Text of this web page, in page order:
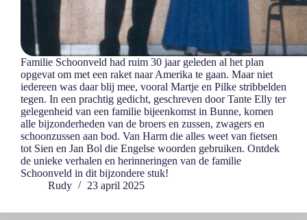
Familie Schoonveld had ruim 30 jaar geleden al het plan
opgevat om met een raket naar Amerika te gaan. Maar niet
iedereen was daar blij mee, vooral Martje en Pilke stribbelden
tegen. In een prachtig gedicht, geschreven door Tante Elly ter
gelegenheid van een familie bijeenkomst in Bunne, komen
alle bijzonderheden van de broers en zussen, zwagers en
schoonzussen aan bod. Van Harm die alles weet van fietsen
tot Sien en Jan Bol die Engelse woorden gebruiken. Ontdek
de unieke verhalen en herinneringen van de familie
Schoonveld in dit bijzondere stuk!
Rudy
23 april 2025